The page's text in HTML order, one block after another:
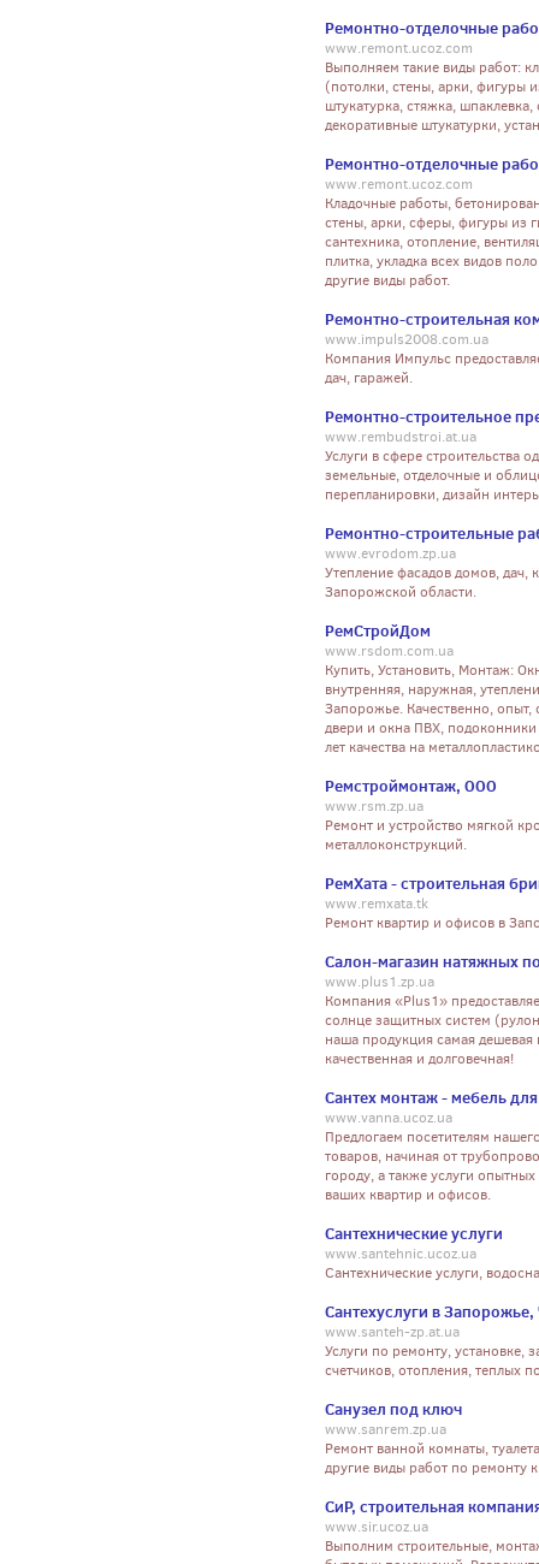
Ремонтно-отделочные
www.remont.ucoz.com
Выполняем такие виды работ:
(потолки, стены, арки, фигуры
штукатурка, стяжка,
декоративные штукатурки,
Ремонтно-отделочные
www.remont.ucoz.com
Кладочные работы,
стены, арки, сферы, фигуры из
сантехника, отопление,
плитка, укладка всех видов
другие виды работ.
Ремонтно-строительная
www.impuls2008.com.ua
Компания Импульс
дач, гаражей.
Ремонтно-строительное
www.rembudstroi.at.ua
Услуги в сфере строительства
земельные, отделочные и
перепланировки, дизайн
Ремонтно-строительные
www.evrodom.zp.ua
Утепление фасадов домов,
Запорожской области.
РемСтройДом
www.rsdom.com.ua
Купить, Установить, Монтаж:
внутренняя, наружная,
Запорожье. Качественно, опыт,
двери и окна ПВХ, подоконники
лет качества на
Ремстроймонтаж, ООО
www.rsm.zp.ua
Ремонт и устройство мягкой
металлоконструкций.
РемХата - строительная
www.remxata.tk
Ремонт квартир и офисов в
Салон-магазин натяжных
www.plus1.zp.ua
Компания «Plus1»
солнце защитных систем
наша продукция самая
качественная и долговечная!
Сантех монтаж - мебель
www.vanna.ucoz.ua
Предлогаем посетителям
товаров, начиная от
городу, а также услуги
ваших квартир и офисов.
Сантехнические услуги
www.santehnic.ucoz.ua
Сантехнические услуги,
Сантехуслуги в
www.santeh-zp.at.ua
Услуги по ремонту, установке,
счетчиков, отопления, теплых
Санузел под ключ
www.sanrem.zp.ua
Ремонт ванной комнаты,
другие виды работ по ремонту
СиР, строительная
www.sir.ucoz.ua
Выполним строительные,